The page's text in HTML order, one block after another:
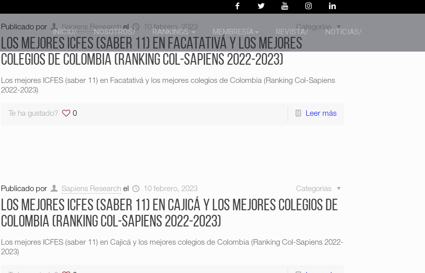
INICIO/ NOSOTROS/ RANKINGS MEMBRESÍA REVISTA/ NOTICIAS/
Publicado por Sapiens Research el 10 febrero, 2023 Categorias
Los mejores ICFES (saber 11) en Facatativá y los mejores
colegios de Colombia (Ranking Col-Sapiens 2022-2023)
Los mejores ICFES (saber 11) en Facatativá y los mejores colegios de Colombia (Ranking Col-Sapiens
2022-2023)
Te ha gustado? 0 Leer más
Publicado por Sapiens Research el 10 febrero, 2023 Categorias
Los mejores ICFES (saber 11) en Cajicá y los mejores colegios de
Colombia (Ranking Col-Sapiens 2022-2023)
Los mejores ICFES (saber 11) en Cajicá y los mejores colegios de Colombia (Ranking Col-Sapiens 2022-
2023)